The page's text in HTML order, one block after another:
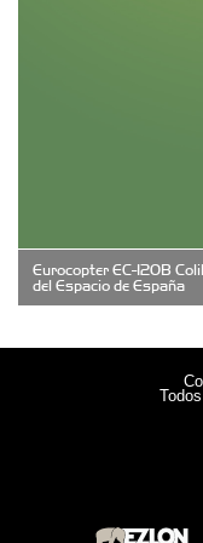
Clima
Denisi
Deutsche
Eurocopter EC-120B
del Espacio de España